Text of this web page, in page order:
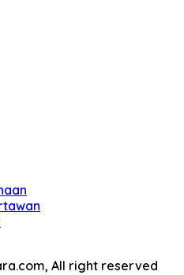
All right reserved